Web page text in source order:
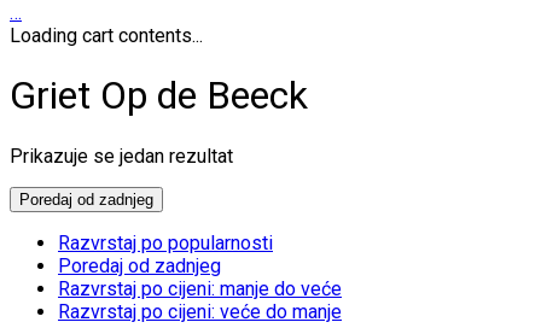
…
Loading cart contents...
Griet Op de Beeck
Prikazuje se jedan rezultat
Poredaj od zadnjeg
Razvrstaj po popularnosti
Poredaj od zadnjeg
Razvrstaj po cijeni: manje do veće
Razvrstaj po cijeni: veće do manje